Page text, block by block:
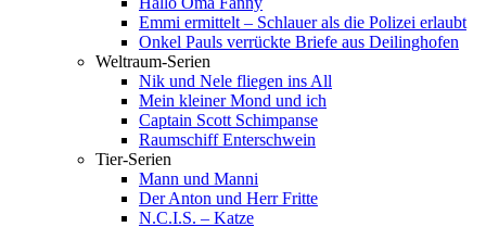
Emmi ermittelt – Schlauer als die Polizei erlaubt
Onkel Pauls verrückte Briefe aus Deilinghofen
Weltraum-Serien
Nik und Nele fliegen ins All
Mein kleiner Mond und ich
Captain Scott Schimpanse
Raumschiff Enterschwein
Tier-Serien
Mann und Manni
Der Anton und Herr Fritte
N.C.I.S. – Katze